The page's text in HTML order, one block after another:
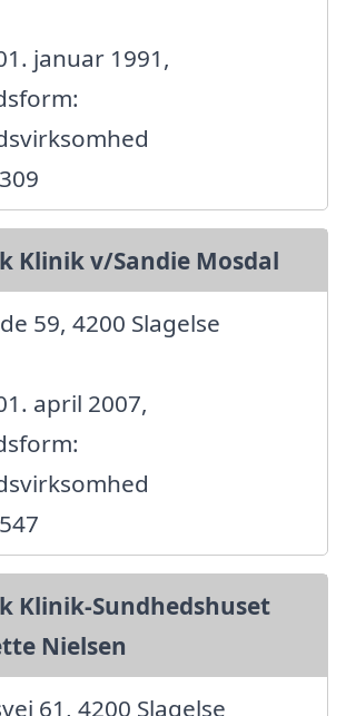
januar 1991,
Klinik v/Sandie Mosdal
59, 4200 Slagelse
april 2007,
Klinik-Sundhedshuset
Nielsen
61, 4200 Slagelse